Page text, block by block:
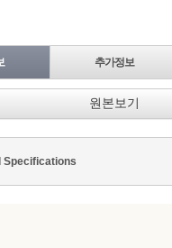
추가정보
원본보기
Specifications